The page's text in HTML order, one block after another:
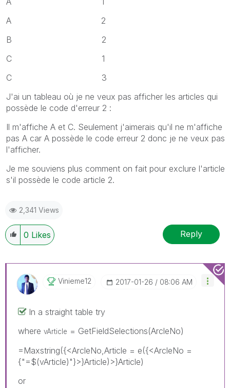
A 2
B 2
C 1
C 3
J'ai un tableau où je ne veux pas afficher les articles qui
possède le code d'erreur 2 :
Il m'affiche A et C. Seulement j'aimerais qu'il ne m'affiche
pas A car A possède le code erreur 2 donc je ne veux pas
l'afficher.
Je me souviens plus comment on fait pour exclure l'article
s'il possède le code article 2.
2,341 Views
0 Likes Reply
Vinieme12 ‎2017-01-26 08:06 AM
In a straight table try
where vArticle = GetFieldSelections(ArcleNo)
=Maxstring({<ArcleNo,Article = e({<ArcleNo =
{"=$(vArticle)"}>}Article)>}Article)
or